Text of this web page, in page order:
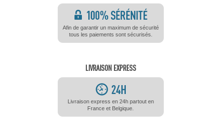
Afin de garantir un maximum de sécurité
tous les paiements sont sécurisés.
LIVRAISON EXPRESS
Livraison express en 24h partout en
France et Belgique.